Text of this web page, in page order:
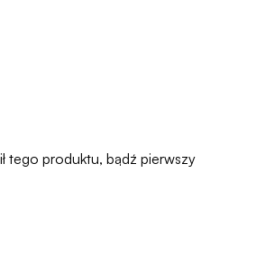
tego produktu, bądź pierwszy